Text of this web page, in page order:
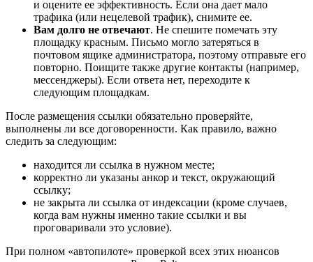
и оцените ее эффективность. Если она дает мало
трафика (или нецелевой трафик), снимите ее.
Вам долго не отвечают. Не спешите помечать эту
площадку красным. Письмо могло затеряться в
почтовом ящике администратора, поэтому отправьте его
повторно. Поищите также другие контакты (например,
мессенджеры). Если ответа нет, переходите к
следующим площадкам.
После размещения ссылки обязательно проверяйте,
выполнены ли все договоренности. Как правило, важно
следить за следующим:
находится ли ссылка в нужном месте;
корректно ли указаны анкор и текст, окружающий
ссылку;
не закрыта ли ссылка от индексации (кроме случаев,
когда вам нужны именно такие ссылки и вы
проговаривали это условие).
При полном «автопилоте» проверкой всех этих нюансов